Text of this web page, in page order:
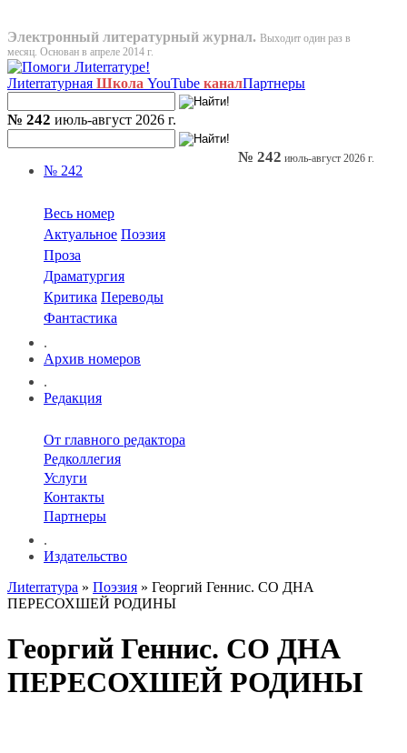
Электронный литературный журнал. Выходит один раз в
месяц. Основан в апреле 2014 г.
Лиterraтурная Школа YouTube каналПартнеры
№ 242 июль-август 2026 г.
№ 242
Весь номер
Актуальное Поэзия
Проза
Драматургия
Критика Переводы
Фантастика
.
Архив номеров
.
Редакция
От главного редактора
Редколлегия
Услуги
Контакты
Партнеры
.
Издательство
№ 242 июль-август 2026 г.
Лиterraтура » Поэзия » Георгий Геннис. СО ДНА
ПЕРЕСОХШЕЙ РОДИНЫ
Георгий Геннис. СО ДНА
ПЕРЕСОХШЕЙ РОДИНЫ